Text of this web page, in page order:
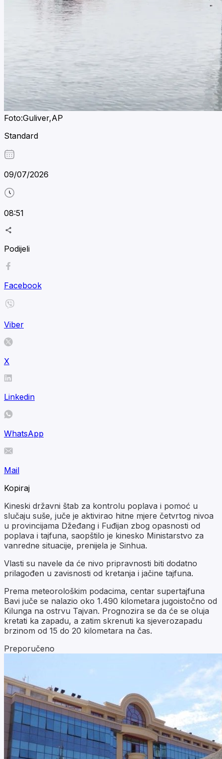
Foto:Guliver,AP
Standard
09/07/2026
08:51
Podijeli
Facebook
Viber
X
Linkedin
WhatsApp
Mail
Kopiraj
Kineski državni štab za kontrolu poplava i pomoć u
slučaju suše, juče je aktivirao hitne mjere četvrtog nivoa
u provincijama Džeđang i Fuđijan zbog opasnosti od
poplava i tajfuna, saopštilo je kinesko Ministarstvo za
vanredne situacije, prenijela je Sinhua.
Vlasti su navele da će nivo pripravnosti biti dodatno
prilagođen u zavisnosti od kretanja i jačine tajfuna.
Prema meteorološkim podacima, centar supertajfuna
Bavi juče se nalazio oko 1.490 kilometara jugoistočno od
Kilunga na ostrvu Tajvan. Prognozira se da će se oluja
kretati ka zapadu, a zatim skrenuti ka sjeverozapadu
brzinom od 15 do 20 kilometara na čas.
Preporučeno